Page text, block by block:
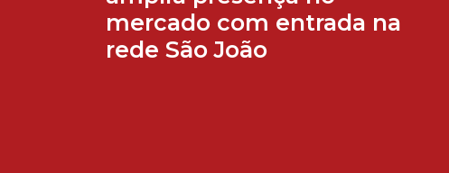
mercado com entrada na
rede São João